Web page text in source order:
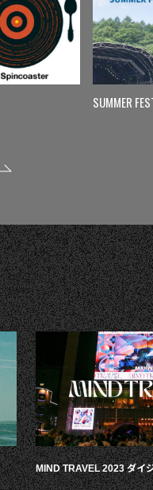
SUMMER
MIND TRAVEL 2023 ダイ